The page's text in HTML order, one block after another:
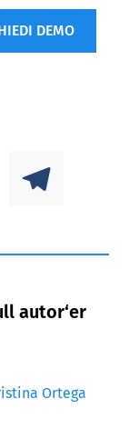
DEMO
autor‘er
Ortega